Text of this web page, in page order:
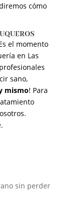
cómo
el momento
en Las
sano,
mismo! Para
sin perder